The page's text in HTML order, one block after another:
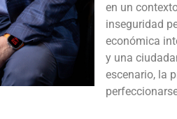
en un
inseguridad
económica
y una
escenario, la